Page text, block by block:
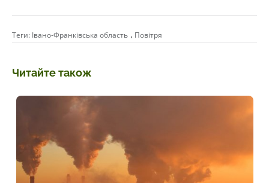
Теги: Івано-Франківська область , Повітря
Читайте також